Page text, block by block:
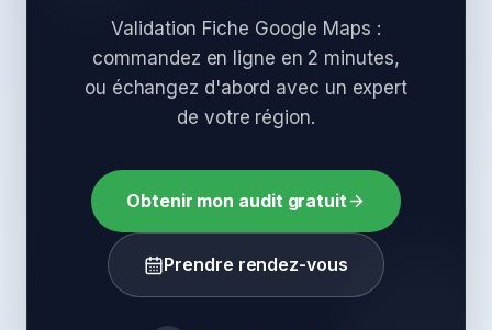
Validation Fiche Google Maps :
commandez en ligne en 2 minutes,
ou échangez d'abord avec un expert
de votre région.
Obtenir mon audit gratuit
Prendre rendez-vous